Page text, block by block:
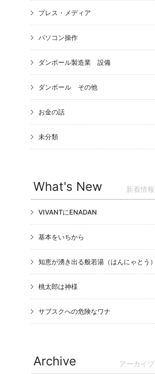
プレス・メディア
パソコン操作
ダンボール製造業 設備
ダンボール その他
お金の話
未分類
What's New 新着情報
VIVANTにENADAN
基本をいちから
知恵が湧き出る般若湯（はんにゃとう）
桃太郎は神様
サブスクへの危険なワナ
Archive アーカイブ